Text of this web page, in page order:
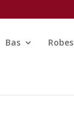
Bas Robes